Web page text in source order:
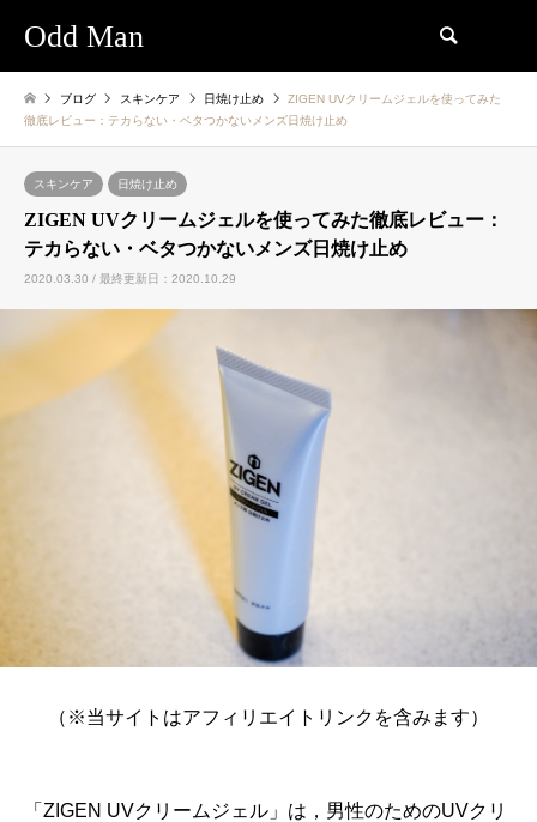
Odd Man
ブログ スキンケア 日焼け止め
ZIGEN UVクリームジェルを使ってみた
徹底レビュー：テカらない・ベタつかないメンズ日焼け止め
スキンケア 日焼け止め
ZIGEN UVクリームジェルを使ってみた徹底レビュー：
テカらない・ベタつかないメンズ日焼け止め
2020.03.30 / 最終更新日：2020.10.29
（※当サイトはアフィリエイトリンクを含みます）
「ZIGEN UVクリームジェル」は，男性のためのUVクリ